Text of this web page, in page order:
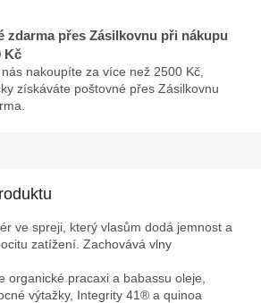
zdarma přes Zásilkovnu při nákupu
Kč
nakoupíte za více než 2500 Kč,
získáváte poštovné přes Zásilkovnu
ve spreji, který vlasům dodá jemnost a
zatížení. Zachovává vlny
organické pracaxi a babassu oleje,
výtažky, Integrity 41® a quinoa